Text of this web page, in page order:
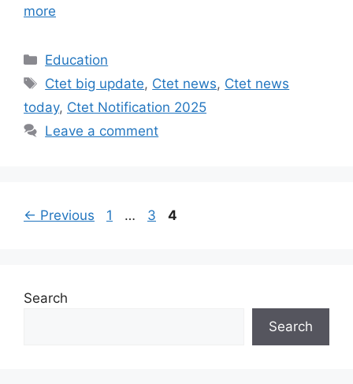
more
Categories
Education
Tags
Ctet big update, Ctet news, Ctet news
today, Ctet Notification 2025
Leave a comment
← Previous Page
1 … Page
3 Page
4
Search
Search